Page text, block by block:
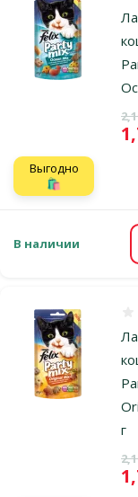
Выгодно
🛍️
В наличии
г